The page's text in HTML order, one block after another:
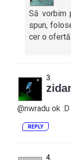
Să vorbim
spun,
cer o ofertă.
@nwradu ok :D
REPLY